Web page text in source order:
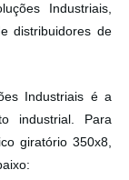
Industriais,
distribuidores de
Industriais é a
industrial. Para
giratório 350x8,